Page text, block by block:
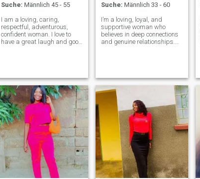
Suche: Männlich 45 - 55
I am a loving, caring,
respectful, adventurous,
confident woman. I love to
have a great laugh and good
minded and love to learn
about different food(cu
Suche: Männlich 33 - 60
I’m a loving, loyal, and
supportive woman who
believes in deep connections
and genuine relationships.
amazing boy who is and
always will be